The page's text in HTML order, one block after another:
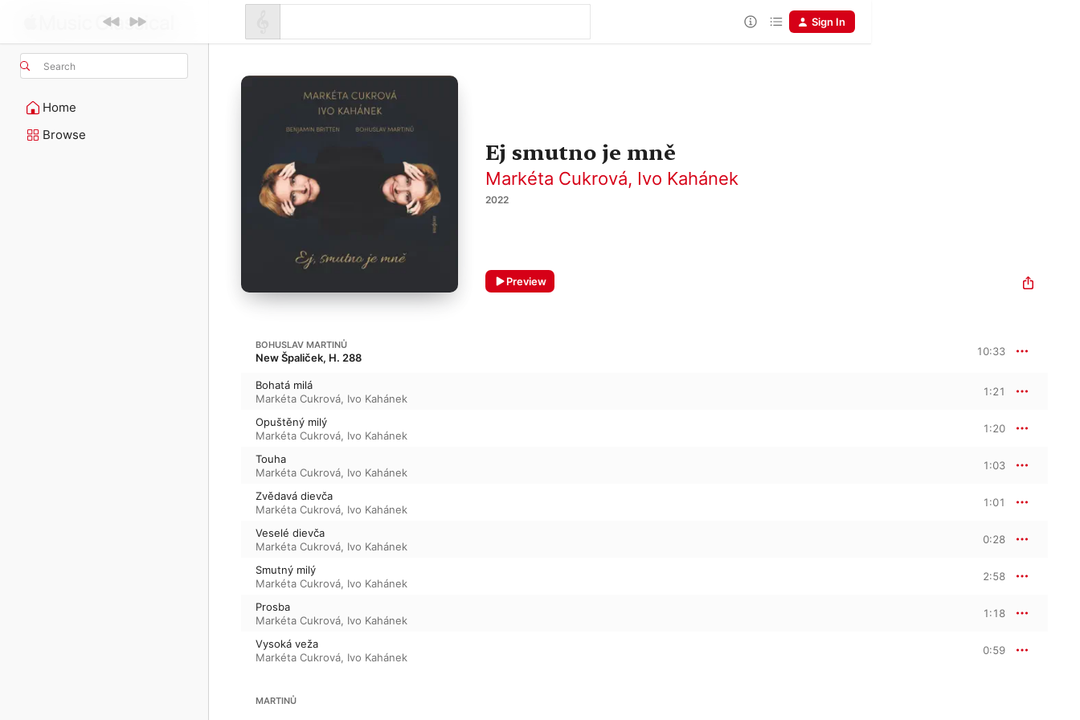
Search
Home
Browse
Sign In
Ej smutno je mně
Markéta Cukrová, Ivo Kahánek
2022
Preview
BOHUSLAV MARTINŮ
New Špaliček, H. 288 10:33
Bohatá milá
Markéta Cukrová, Ivo Kahánek
1:21
Opuštěný milý
Markéta Cukrová, Ivo Kahánek
1:20
Touha
Markéta Cukrová, Ivo Kahánek
1:03
Zvědavá dievča
Markéta Cukrová, Ivo Kahánek
1:01
Veselé dievča
Markéta Cukrová, Ivo Kahánek
0:28
Smutný milý
Markéta Cukrová, Ivo Kahánek
2:58
Prosba
Markéta Cukrová, Ivo Kahánek
1:18
Vysoká veža
Markéta Cukrová, Ivo Kahánek
0:59
MARTINŮ